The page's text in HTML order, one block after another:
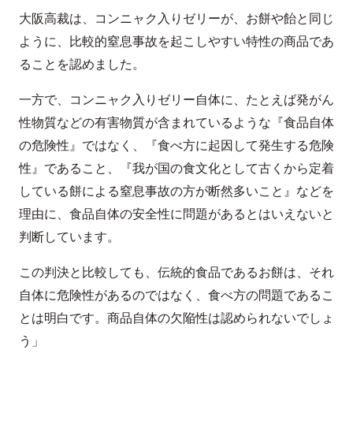
大阪高裁は、コンニャク入りゼリーが、お餅や飴と同じ
ように、比較的窒息事故を起こしやすい特性の商品であ
ることを認めました。
一方で、コンニャク入りゼリー自体に、たとえば発がん
性物質などの有害物質が含まれているような『食品自体
の危険性』ではなく、『食べ方に起因して発生する危険
性』であること、『我が国の食文化として古くから定着
している餅による窒息事故の方が断然多いこと』などを
理由に、食品自体の安全性に問題があるとはいえないと
判断しています。
この判決と比較しても、伝統的食品であるお餅は、それ
自体に危険性があるのではなく、食べ方の問題であるこ
とは明白です。商品自体の欠陥性は認められないでしょ
う」